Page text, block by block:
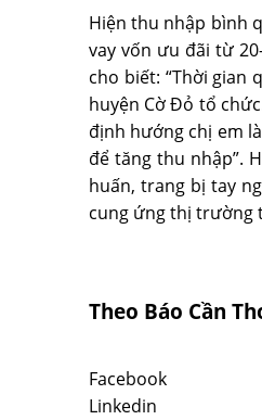
Hiện thu nhập bình
vay vốn ưu đãi từ
cho biết: “Thời gian
huyện Cờ Đỏ tổ
định hướng chị em
để tăng thu nhập”.
huấn, trang bị tay
cung ứng thị trường
Theo Báo Cần
Facebook
Linkedin